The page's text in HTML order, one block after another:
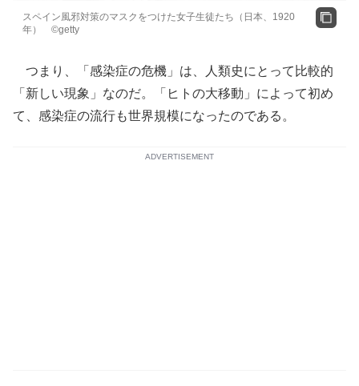
スペイン風邪対策のマスクをつけた女子生徒たち（日本、1920
年） ©getty
つまり、「感染症の危機」は、人類史にとって比較的
「新しい現象」なのだ。「ヒトの大移動」によって初め
て、感染症の流行も世界規模になったのである。
ADVERTISEMENT